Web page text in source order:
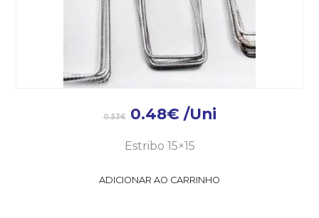
0.53€ 0.48€ /Uni
Estribo 15×15
ADICIONAR AO CARRINHO